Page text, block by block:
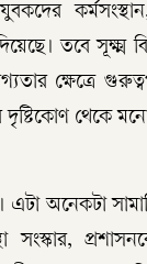
কর্মসংস্থান,
তবে সূক্ষ্ম
ক্ষেত্রে
থেকে
এটা অনেকটা
সংস্কার,